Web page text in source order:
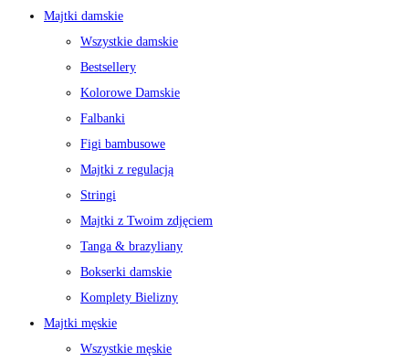
Majtki damskie
Wszystkie damskie
Bestsellery
Kolorowe Damskie
Falbanki
Figi bambusowe
Majtki z regulacją
Stringi
Majtki z Twoim zdjęciem
Tanga & brazyliany
Bokserki damskie
Komplety Bielizny
Majtki męskie
Wszystkie męskie